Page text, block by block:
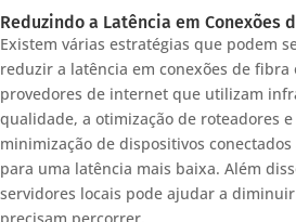
Reduzindo a Latência em Conexões
Existem várias estratégias que podem
reduzir a latência em conexões de fibra
provedores de internet que utilizam
qualidade, a otimização de roteadores e
minimização de dispositivos
para uma latência mais baixa. Além
servidores locais pode ajudar a